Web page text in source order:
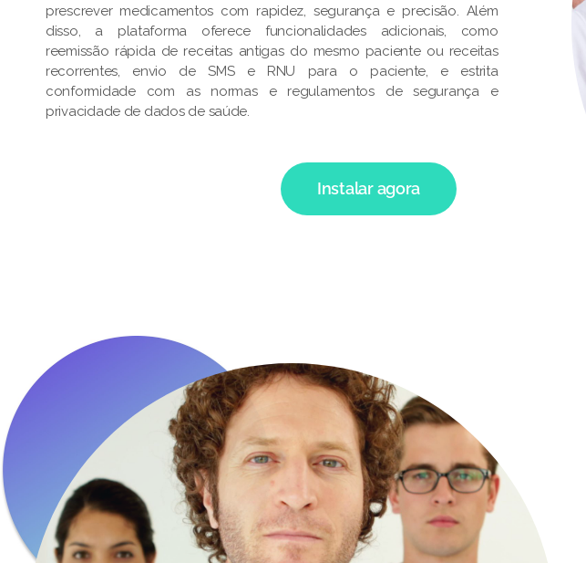
prescrever medicamentos com rapidez, segurança e precisão. Além
disso, a plataforma oferece funcionalidades adicionais, como
reemissão rápida de receitas antigas do mesmo paciente ou receitas
recorrentes, envio de SMS e RNU para o paciente, e estrita
conformidade com as normas e regulamentos de segurança e
privacidade de dados de saúde.
Instalar agora